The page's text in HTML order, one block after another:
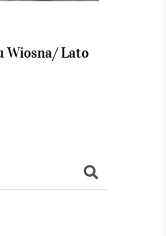
Wiosna/ Lato